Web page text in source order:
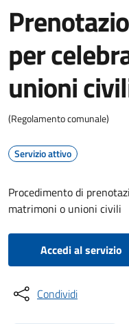
per
unioni
(Regolamento comunale)
Servizio attivo
Procedimento di
matrimoni o unioni civili
Accedi al servizio
Condividi